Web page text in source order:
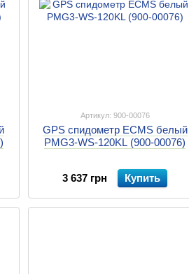
Артикул: 900-00076
GPS спидометр ECMS белый
PMG3-WS-120KL (900-00076)
3 637 грн Купить